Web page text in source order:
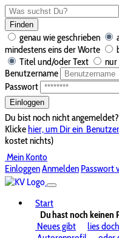
Finden
genau wie geschrieben
mindestens eins der Worte
Titel und/oder Text
nur
Benutzername
Passwort
Einloggen
Du bist noch nicht angemeldet?
Klickehier, um Dir ein
kostet nichts)
Mein Konto
EinloggenAnmelden Passwort
Start
Du hast noch keinen
Neues gibt
lies